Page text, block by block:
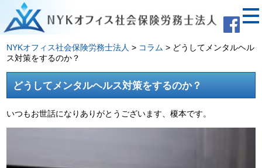
NYKオフィス社会保険労務士法人 > コラム > どうしてメンタルヘル
ス対策をするのか？
どうしてメンタルヘルス対策をするのか？
いつもお世話になりありがとうございます、榎本です。